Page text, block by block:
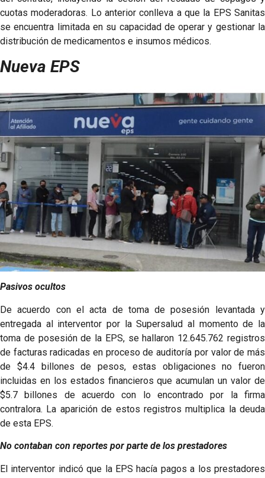
cuotas moderadoras. Lo anterior conlleva a que la EPS Sanitas
se encuentra limitada en su capacidad de operar y gestionar la
distribución de medicamentos e insumos médicos.​
Nueva EPS
Pasivos ocultos
De acuerdo con el acta de toma de posesión levantada y
entregada al interventor por la Supersalud al momento de la
toma de posesión de la EPS, se hallaron 12.645.762 registros
de facturas radicadas en proceso de auditoría por valor de más
de $4.4 billones de pesos, estas obligaciones no fueron
incluidas en los estados financieros que acumulan un valor de
$5.7 billones de acuerdo con lo encontrado por la firma
contralora. La aparición de estos registros multiplica la deuda
de esta EPS.
No contaban con reportes por parte de los prestadores​
El interventor indicó que la EPS hacía pagos a los prestadores